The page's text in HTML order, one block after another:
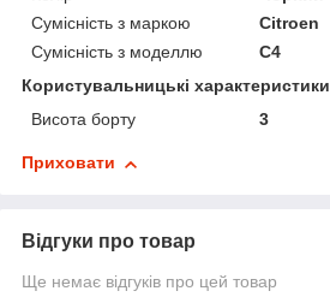
Сумісність з маркою
Citroen
Сумісність з моделлю
C4
Користувальницькі характеристики
Висота борту
3
Приховати
Відгуки про товар
Ще немає відгуків про цей товар